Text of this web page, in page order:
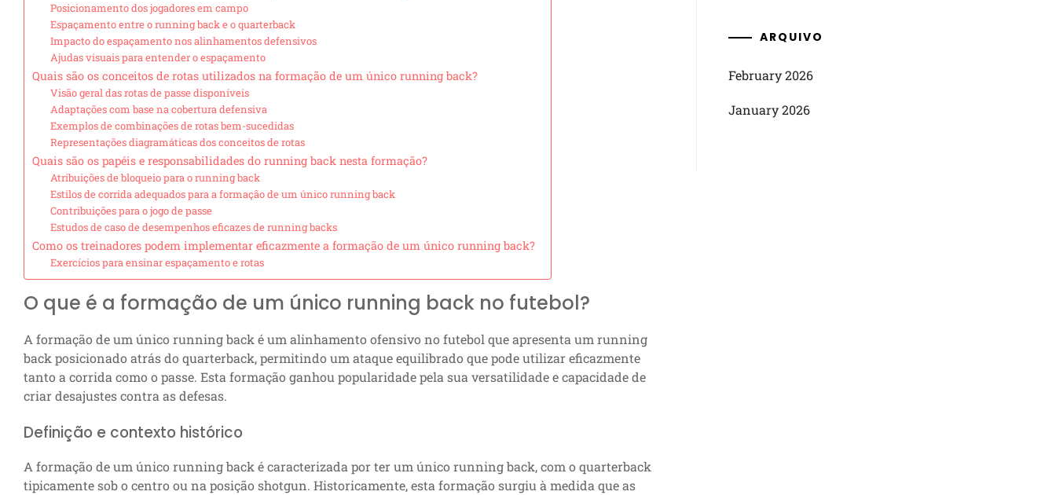
Posicionamento dos jogadores em campo
Espaçamento entre o running back e o quarterback
Impacto do espaçamento nos alinhamentos defensivos
Ajudas visuais para entender o espaçamento
Quais são os conceitos de rotas utilizados na formação de um único running back?
Visão geral das rotas de passe disponíveis
Adaptações com base na cobertura defensiva
Exemplos de combinações de rotas bem-sucedidas
Representações diagramáticas dos conceitos de rotas
Quais são os papéis e responsabilidades do running back nesta formação?
Atribuições de bloqueio para o running back
Estilos de corrida adequados para a formação de um único running back
Contribuições para o jogo de passe
Estudos de caso de desempenhos eficazes de running backs
Como os treinadores podem implementar eficazmente a formação de um único running back?
Exercícios para ensinar espaçamento e rotas
O que é a formação de um único running back no futebol?
A formação de um único running back é um alinhamento ofensivo no futebol que apresenta um running
back posicionado atrás do quarterback, permitindo um ataque equilibrado que pode utilizar eficazmente
tanto a corrida como o passe. Esta formação ganhou popularidade pela sua versatilidade e capacidade de
criar desajustes contra as defesas.
Definição e contexto histórico
A formação de um único running back é caracterizada por ter um único running back, com o quarterback
tipicamente sob o centro ou na posição shotgun. Historicamente, esta formação surgiu à medida que as
ARQUIVO
February 2026
January 2026